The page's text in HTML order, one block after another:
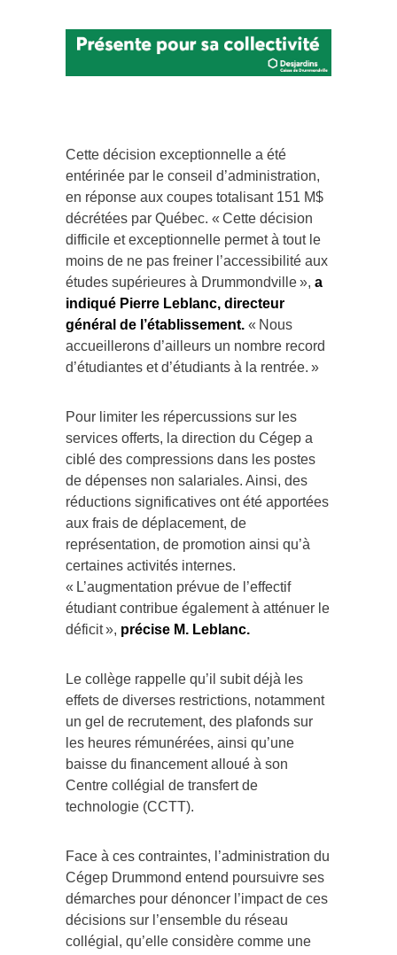
Cette décision exceptionnelle a été
entérinée par le conseil d’administration,
en réponse aux coupes totalisant 151 M$
décrétées par Québec. « Cette décision
difficile et exceptionnelle permet à tout le
moins de ne pas freiner l’accessibilité aux
études supérieures à Drummondville », a
indiqué Pierre Leblanc, directeur
général de l’établissement. « Nous
accueillerons d’ailleurs un nombre record
d’étudiantes et d’étudiants à la rentrée. »
Pour limiter les répercussions sur les
services offerts, la direction du Cégep a
ciblé des compressions dans les postes
de dépenses non salariales. Ainsi, des
réductions significatives ont été apportées
aux frais de déplacement, de
représentation, de promotion ainsi qu’à
certaines activités internes.
« L’augmentation prévue de l’effectif
étudiant contribue également à atténuer le
déficit », précise M. Leblanc.
Le collège rappelle qu’il subit déjà les
effets de diverses restrictions, notamment
un gel de recrutement, des plafonds sur
les heures rémunérées, ainsi qu’une
baisse du financement alloué à son
Centre collégial de transfert de
technologie (CCTT).
Face à ces contraintes, l’administration du
Cégep Drummond entend poursuivre ses
démarches pour dénoncer l’impact de ces
décisions sur l’ensemble du réseau
collégial, qu’elle considère comme une